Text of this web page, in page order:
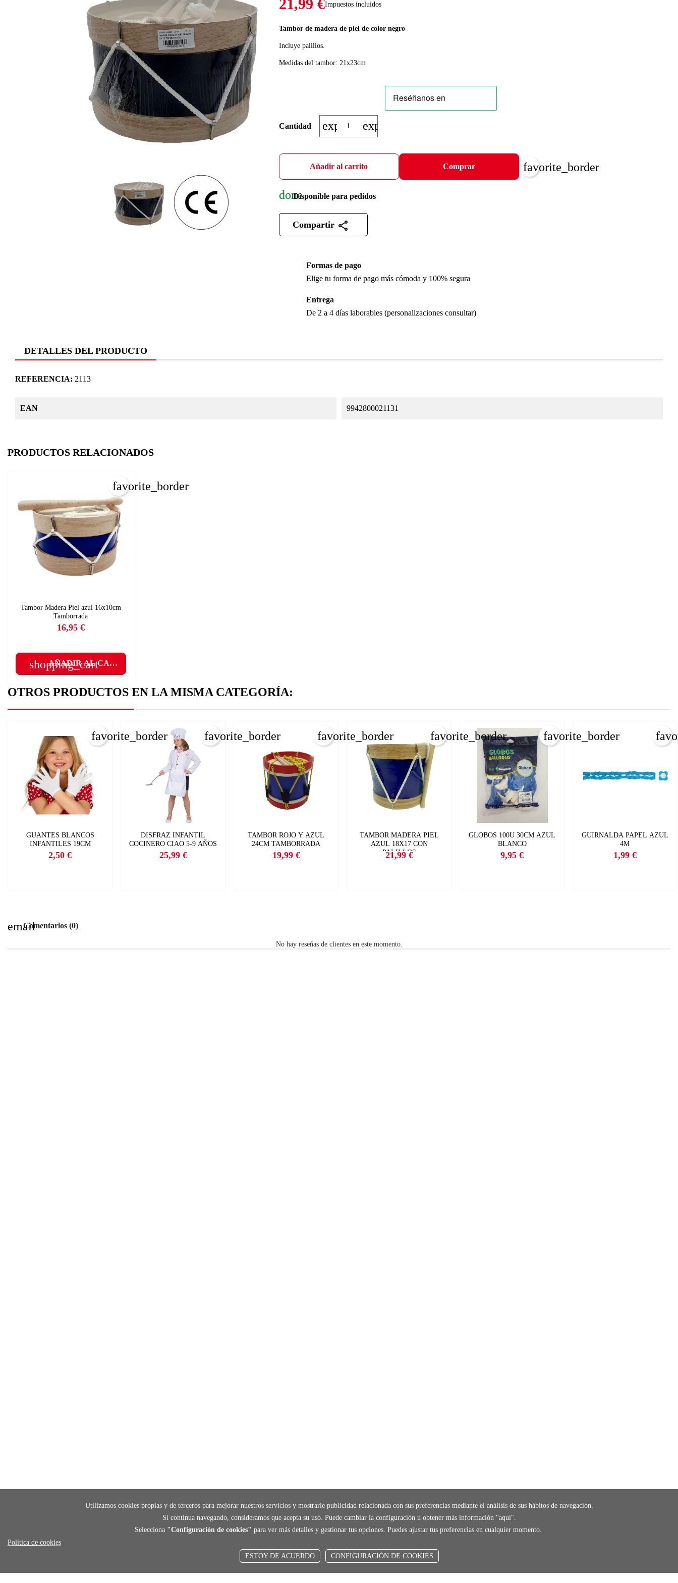
Utilizamos cookies propias y de terceros para mejorar nuestros servicios y mostrarle publicidad relacionada con sus preferencias mediante el análisis de sus hábitos de navegación.
Si continua navegando, consideramos que acepta su uso. Puede cambiar la configuración u obtener más información "aquí".
Selecciona "Configuración de cookies" para ver más detalles y gestionar tus opciones. Puedes ajustar tus preferencias en cualquier momento.
Política de cookies
ESTOY DE ACUERDO
CONFIGURACIÓN DE COOKIES
21,99 €Impuestos incluidos
Tambor de madera de piel de color negro
Incluye palillos.
Medidas del tambor: 21x23cm
Cantidad expand_moreexpand_less
Añadir al carrito Comprar favorite_border
doneDisponible para pedidos
Compartir
Formas de pago
Elige tu forma de pago más cómoda y 100% segura
Entrega
De 2 a 4 días laborables (personalizaciones consultar)
DETALLES DEL PRODUCTO
REFERENCIA: 2113
EAN 9942800021131
PRODUCTOS RELACIONADOS
Tambor Madera Piel azul 16x10cm
Tamborrada
Precio
16,95 €
shopping_cart
AÑADIR AL CARRITO
favorite_border
OTROS PRODUCTOS EN LA MISMA CATEGORÍA:
GUANTES BLANCOS
INFANTILES 19CM
Precio
2,50 €
favorite_border
DISFRAZ INFANTIL
COCINERO CIAO 5-9 AÑOS
Precio
25,99 €
favorite_border
TAMBOR ROJO Y AZUL
24CM TAMBORRADA
Precio
19,99 €
favorite_border
TAMBOR MADERA PIEL
AZUL 18X17 CON
PALILLOS
Precio
21,99 €
favorite_border
GLOBOS 100U 30CM AZUL
BLANCO
Precio
9,95 €
favorite_border
GUIRNALDA PAPEL AZUL
4M
Precio
1,99 €
emailComentarios (0)
No hay reseñas de clientes en este momento.